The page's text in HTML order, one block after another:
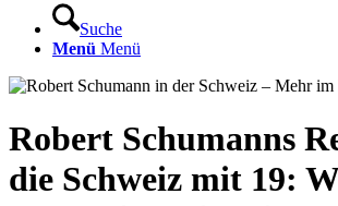
Suche
Menü Menü
Robert Schumanns
die Schweiz mit 19: